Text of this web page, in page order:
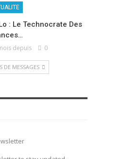
: Le Technocrate Des
depuis 0
DE MESSAGES